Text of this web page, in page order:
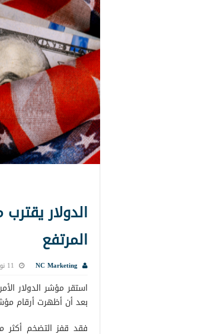
المرتفع
NC Marketing 11 نوفمبر, 2021 9:41 ص
بعد أن أظهرت أرقام